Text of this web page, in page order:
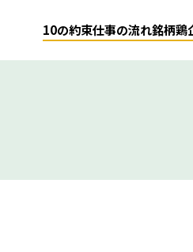
10の約束仕事の流れ銘柄鶏